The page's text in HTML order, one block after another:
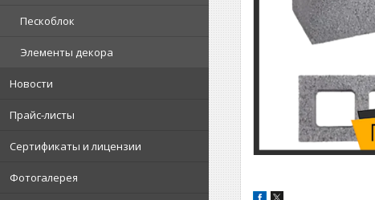
Пескоблок
Элементы декора
Новости
Прайс-листы
Сертификаты и лицензии
Фотогалерея